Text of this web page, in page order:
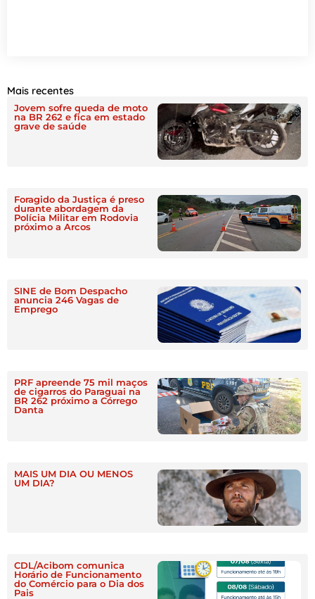
Mais recentes
Jovem sofre queda de moto
na BR 262 e fica em estado
grave de saúde
Foragido da Justiça é preso
durante abordagem da
Polícia Militar em Rodovia
próximo a Arcos
SINE de Bom Despacho
anuncia 246 Vagas de
Emprego
PRF apreende 75 mil maços
de cigarros do Paraguai na
BR 262 próximo a Córrego
Danta
MAIS UM DIA OU MENOS
UM DIA?
CDL/Acibom comunica
Horário de Funcionamento
do Comércio para o Dia dos
Pais